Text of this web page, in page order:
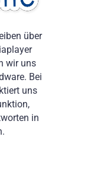
über
wir uns
Bei
uns
in